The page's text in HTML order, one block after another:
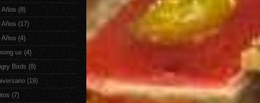
Años (8)
Años (17)
Años (4)
us (4)
Birds (8)
(19)
(7)